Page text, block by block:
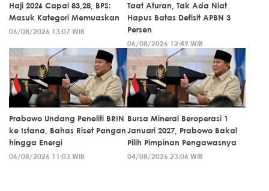
Haji 2026 Capai 83,28, BPS:
Masuk Kategori Memuaskan
06/08/2026 13:07 WIB
Taat Aturan, Tak Ada Niat
Hapus Batas Defisit APBN 3
Persen
06/08/2026 12:49 WIB
Prabowo Undang Peneliti BRIN
ke Istana, Bahas Riset Pangan
hingga Energi
06/08/2026 11:03 WIB
Bursa Mineral Beroperasi 1
Januari 2027, Prabowo Bakal
Pilih Pimpinan Pengawasnya
04/08/2026 23:06 WIB